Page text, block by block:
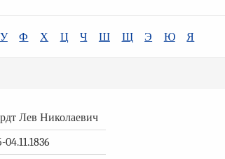
У Ф Х Ц Ч Ш Щ Э Ю Я
Лев Николаевич
04.11.1836